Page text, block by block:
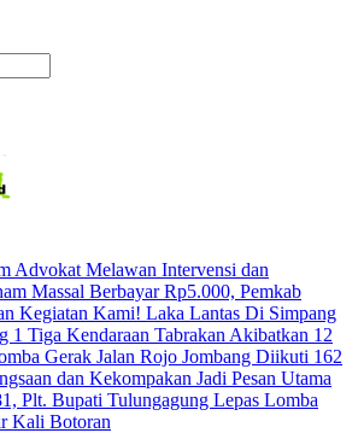
Advokat Melawan Intervensi dan
Massal Berbayar Rp5.000, Pemkab
Kegiatan Kami! Laka Lantas Di Simpang
1 Tiga Kendaraan Tabrakan Akibatkan 12
Gerak Jalan Rojo Jombang Diikuti 162
dan Kekompakan Jadi Pesan Utama
Plt. Bupati Tulungagung Lepas Lomba
Kali Botoran